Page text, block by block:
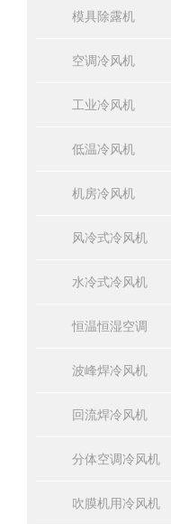
模具除露机
空调冷风机
工业冷风机
低温冷风机
机房冷风机
风冷式冷风机
水冷式冷风机
恒温恒湿空调
波峰焊冷风机
回流焊冷风机
分体空调冷风机
吹膜机用冷风机